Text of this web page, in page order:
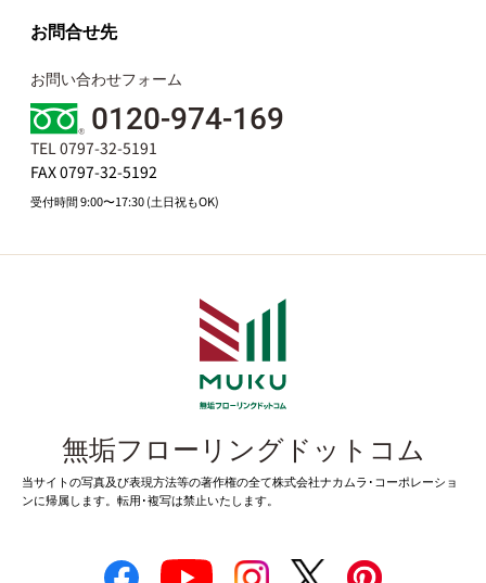
お問合せ先
お問い合わせフォーム
0120-974-169
TEL 0797-32-5191
FAX 0797-32-5192
受付時間 9:00〜17:30 (土日祝もOK)
無垢フローリングドットコム
当サイトの写真及び表現方法等の著作権の全て株式会社ナカムラ･コーポレーショ
ンに帰属します。転用･複写は禁止いたします。